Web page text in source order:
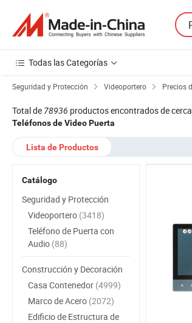
Todas las Categorías
Seguridad y Protección Videoportero Precios
Total de 78936 productos encontrados de
Teléfonos de Video Puerta
Lista de Productos
Catálogo
Seguridad y Protección
Videoportero (3418)
Teléfono de Puerta con
Audio (88)
Construcción y Decoración
Casa Contenedor (4999)
Marco de Acero (2072)
Edificio de Estructura de